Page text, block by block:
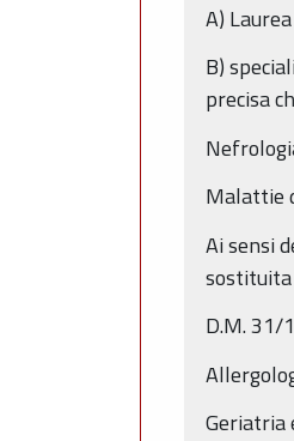
A)
B)
precisa
Malattie
Ai sensi
sostituita
D.M. 31/
Geriatria